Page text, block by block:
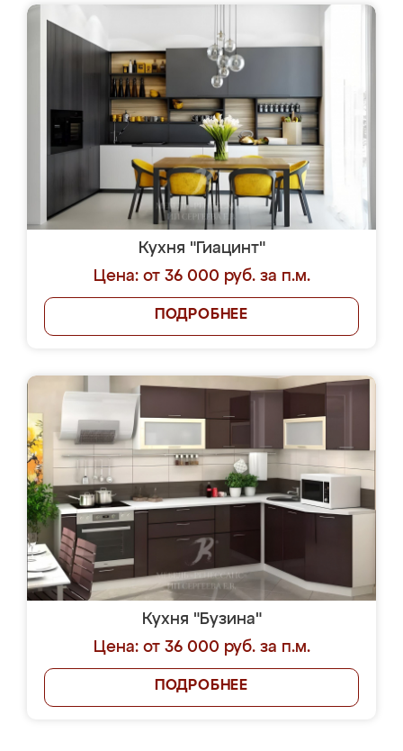
Кухня "Гиацинт"
Цена: от 36 000 руб. за п.м.
ПОДРОБНЕЕ
Кухня "Бузина"
Цена: от 36 000 руб. за п.м.
ПОДРОБНЕЕ